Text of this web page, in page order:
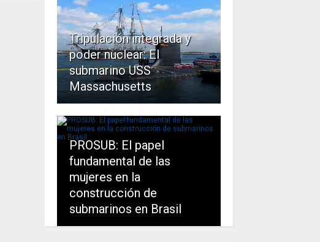
Tripulación integrada y
poder nuclear: El
submarino USS
Massachusetts
PROSUB: El papel
fundamental de las
mujeres en la
construcción de
submarinos en Brasil